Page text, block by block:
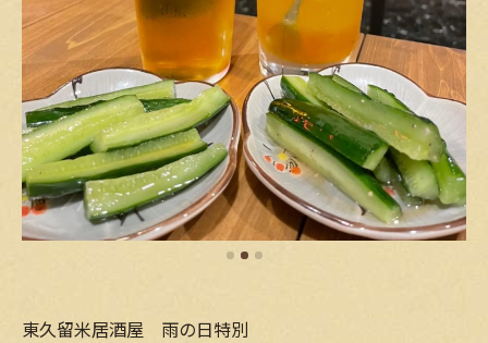
東久留米居酒屋 雨の日特別